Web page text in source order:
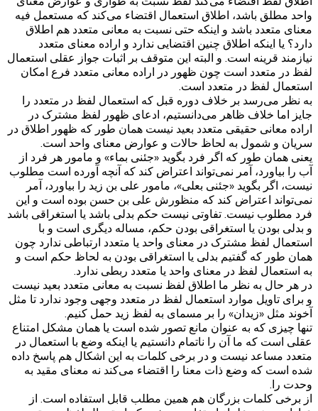
واحد مطلق باشد، اطلاق استعمال اقتضاء می‌کند که مستعمل فیه
معنای متعدد باشد و اینکه حتی نسبت به معانی متعدد هم اطلاق
دارد؟ یا اینکه اطلاق چنین اقتضایی ندارد و اراده معنای متعدد
نیازمند قرینه است. و البته این متوقف بر اثبات جواز عقلی استعمال
لفظ در متعدد است چون ظهور در اراده معانی متعدد فرع امکان
استعمال لفظ در متعدد است.
به نظر می‌رسد بر خلاف دوره قبل که استعمال لفظ در متعدد را
جایز اما خلاف ظاهر می‌دانستیم، ادعای ظهور لفظ مشترک در
اراده معانی حقیقی متعدد بعید نیست همان طور که ظهور اطلاق در
سریان و شمول به لحاظ حالات و عوارض معنای واحد است.
یعنی همان طور که اگر فرد بگوید «جئنی بماء» و مامور هر فرد از
آب را بیاورد، آمر نمی‌تواند اعتراض کند که آنچه آورده است مطلوب
نیست، اگر بگوید «جئنی بعلی»، مامور علی بن زید را بیاورد، آمر
نمی‌تواند اعتراض کند که منظورش علی بن حسن بوده است و این
فرد مطلوب نیست. تفاوتی نیست حکم بدلی باشد یا استغراقی باشد
و بدلی بودن یا استغراقی بودن حکم، مساله دیگری است و با
استعمال لفظ مشترک در معنای واحد یا متعدد ارتباطی ندارد چون
همان طور که گفتیم بدلی یا استغراقی بودن به لحاظ حکم است و
به استعمال لفظ در معنای واحد یا متعدد ربطی ندارد.
در هر حال به نظر ما اطلاق لفظ نسبت به معانی متعدد بعید نیست
و برای تاویل موارد استعمال لفظ در متعدد وجهی وجود ندارد تا مثل
آخوند مثل «زیدان» را بر مسمای به لفظ زید حمل کنیم.
تنها چیزی که به عنوان مانع تصور شده است یا همان مشکل امتناع
عقلی است که ما آن را ناتمام دانستیم یا اینکه وضع با استعمال در
متعدد مساعد نیست و در برخی کلمات به این اشکال هم پاسخ داده
شده است که وضع ذات معنا را اقتضاء می‌کند نه معنای مقید به
وحدت را.
از برخی کلمات بزرگان هم همین مطلب قابل استفاده است. از